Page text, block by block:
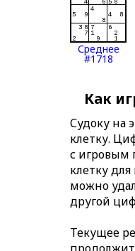
Среднее
#1718
Как
Судоку на
клетку.
с игровым
клетку
можно
другой
Текущее